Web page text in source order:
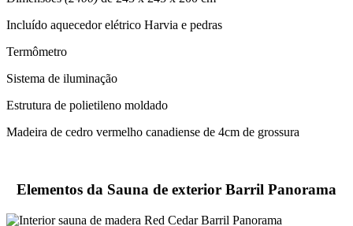
Incluído aquecedor elétrico Harvia e pedras
Termômetro
Sistema de iluminação
Estrutura de polietileno moldado
Madeira de cedro vermelho canadiense de 4cm de grossura
Elementos da Sauna de exterior Barril Panorama